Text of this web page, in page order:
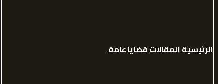
الرئيسيةالمقالاتقضايا عامة